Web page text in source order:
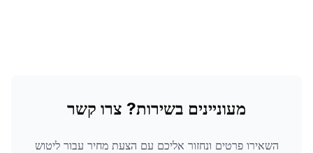
מעוניינים בשירות? צרו קשר
השאירו פרטים ונחזור אליכם עם הצעת מחיר עבורליטוש